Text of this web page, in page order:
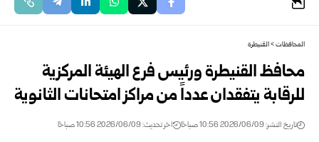
المحافظات>القنيطرة
محافظ القنيطرة ورئيس فرع الهيئة المركزية
للرقابة يتفقدان عدداً من مراكز امتحانات الثانوية
تاريخ النشر: 2026/06/09 10:56 صباحًا اخر تحديث: 2026/06/09 10:56 صباحًا